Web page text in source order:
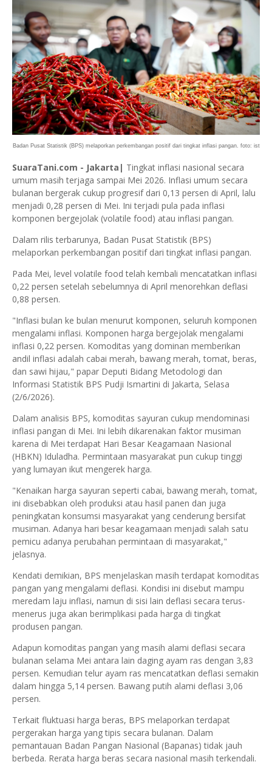
Badan Pusat Statistik (BPS) melaporkan perkembangan positif dari tingkat inflasi pangan. foto: ist
SuaraTani.com - Jakarta| Tingkat inflasi nasional secara
umum masih terjaga sampai Mei 2026. Inflasi umum secara
bulanan bergerak cukup progresif dari 0,13 persen di April, lalu
menjadi 0,28 persen di Mei. Ini terjadi pula pada inflasi
komponen bergejolak (volatile food) atau inflasi pangan.
Dalam rilis terbarunya, Badan Pusat Statistik (BPS)
melaporkan perkembangan positif dari tingkat inflasi pangan.
Pada Mei, level volatile food telah kembali mencatatkan inflasi
0,22 persen setelah sebelumnya di April menorehkan deflasi
0,88 persen.
"Inflasi bulan ke bulan menurut komponen, seluruh komponen
mengalami inflasi. Komponen harga bergejolak mengalami
inflasi 0,22 persen. Komoditas yang dominan memberikan
andil inflasi adalah cabai merah, bawang merah, tomat, beras,
dan sawi hijau," papar Deputi Bidang Metodologi dan
Informasi Statistik BPS Pudji Ismartini di Jakarta, Selasa
(2/6/2026).
Dalam analisis BPS, komoditas sayuran cukup mendominasi
inflasi pangan di Mei. Ini lebih dikarenakan faktor musiman
karena di Mei terdapat Hari Besar Keagamaan Nasional
(HBKN) Iduladha. Permintaan masyarakat pun cukup tinggi
yang lumayan ikut mengerek harga.
"Kenaikan harga sayuran seperti cabai, bawang merah, tomat,
ini disebabkan oleh produksi atau hasil panen dan juga
peningkatan konsumsi masyarakat yang cenderung bersifat
musiman. Adanya hari besar keagamaan menjadi salah satu
pemicu adanya perubahan permintaan di masyarakat,"
jelasnya.
Kendati demikian, BPS menjelaskan masih terdapat komoditas
pangan yang mengalami deflasi. Kondisi ini disebut mampu
meredam laju inflasi, namun di sisi lain deflasi secara terus-
menerus juga akan berimplikasi pada harga di tingkat
produsen pangan.
Adapun komoditas pangan yang masih alami deflasi secara
bulanan selama Mei antara lain daging ayam ras dengan 3,83
persen. Kemudian telur ayam ras mencatatkan deflasi semakin
dalam hingga 5,14 persen. Bawang putih alami deflasi 3,06
persen.
Terkait fluktuasi harga beras, BPS melaporkan terdapat
pergerakan harga yang tipis secara bulanan. Dalam
pemantauan Badan Pangan Nasional (Bapanas) tidak jauh
berbeda. Rerata harga beras secara nasional masih terkendali.